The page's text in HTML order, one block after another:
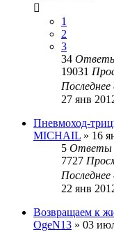
1
2
3
34
19031
27 янв
Пневмоход-
MICHAIL » 16
5 Ответы
7727
22 янв
Возвращаем к
OgeN13 » 03